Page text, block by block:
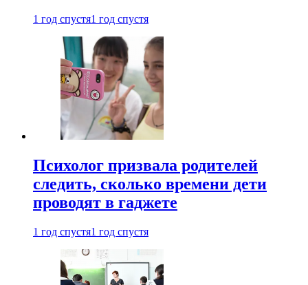
1 год спустя1 год спустя
Психолог призвала родителей
следить, сколько времени дети
проводят в гаджете
1 год спустя1 год спустя